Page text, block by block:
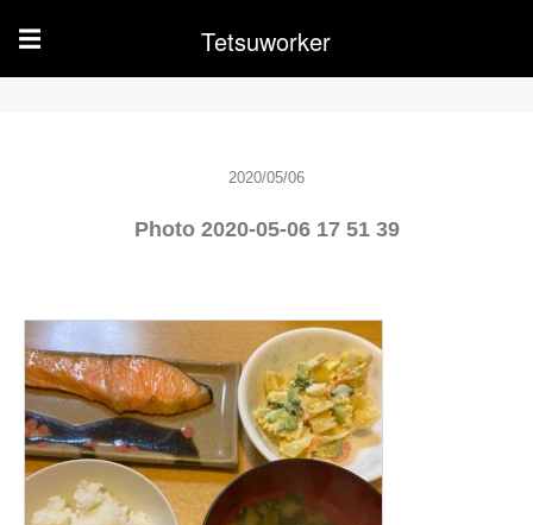
☰ Tetsuworker
2020/05/06
Photo 2020-05-06 17 51 39